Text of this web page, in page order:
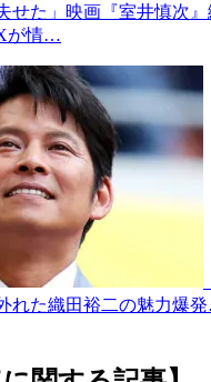
せた」映画『室井慎次
が情…
れた織田裕二の魅力爆